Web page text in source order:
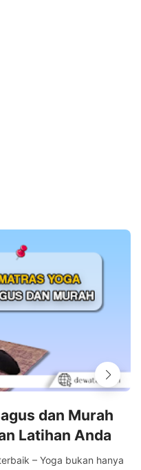
dan Murah
Latihan Anda
– Yoga bukan hanya